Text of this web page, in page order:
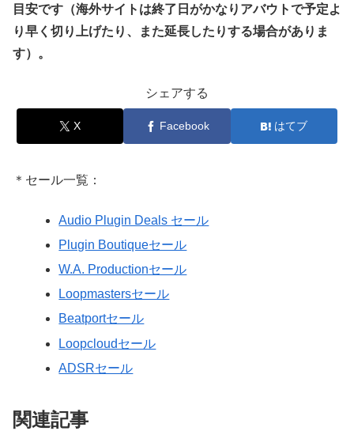
目安です（海外サイトは終了日がかなりアバウトで予定よ
り早く切り上げたり、また延長したりする場合がありま
す）。
シェアする
X Facebook はてブ
＊セール一覧：
Audio Plugin Deals セール
Plugin Boutiqueセール
W.A. Productionセール
Loopmastersセール
Beatportセール
Loopcloudセール
ADSRセール
関連記事